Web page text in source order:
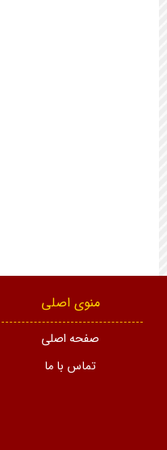
منوی اصلی
صفحه اصلی
تماس با ما